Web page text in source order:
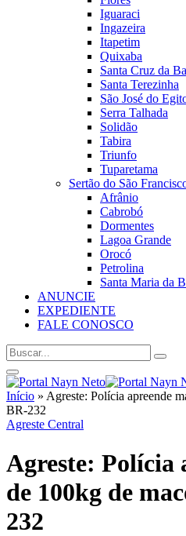
Iguaraci
Ingazeira
Itapetim
Quixaba
Santa Cruz da
Santa Terezinha
São José do
Serra Talhada
Solidão
Tabira
Triunfo
Tuparetama
Sertão do São
Afrânio
Cabrobó
Dormentes
Lagoa Grande
Orocó
Petrolina
Santa Maria da
ANUNCIE
EXPEDIENTE
FALE CONOSCO
Início » Agreste: Polícia apreende
BR-232
Agreste Central
Agreste: Polícia
de 100kg de
232